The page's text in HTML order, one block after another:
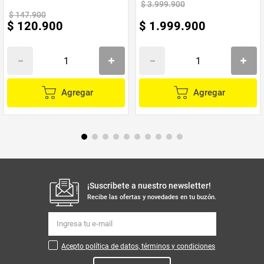
12 meses por defectos de fábrica o en la estructura.
Muebles REM
$147.900
$ 120.900
Agregar
$3.999.900
$ 1.999.900
Agregar
¡Suscribete a nuestro newsletter!
Recibe las ofertas y novedades en tu buzón.
Acepto política de datos, términos y condiciones